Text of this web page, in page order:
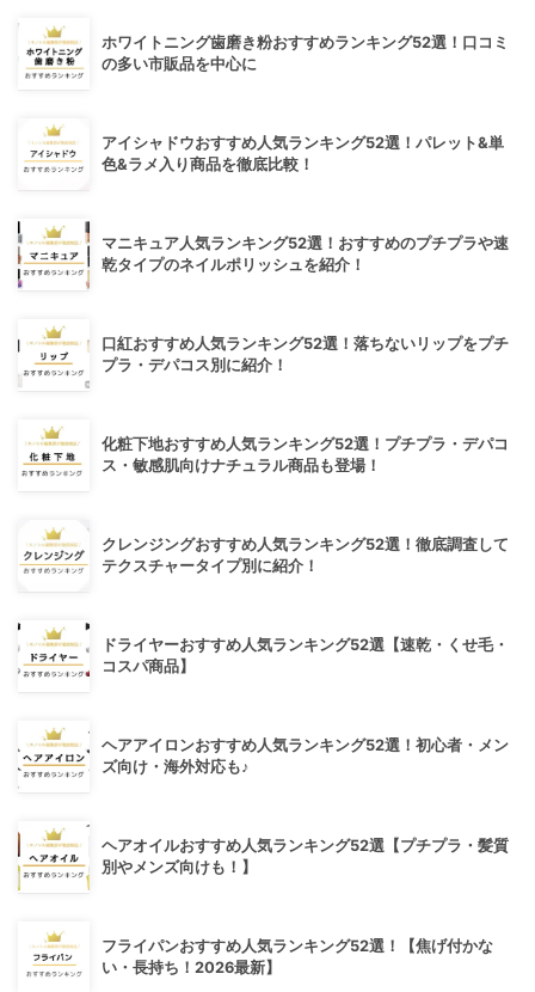
ホワイトニング歯磨き粉おすすめランキング52選！口コミ
の多い市販品を中心に
アイシャドウおすすめ人気ランキング52選！パレット&単
色&ラメ入り商品を徹底比較！
マニキュア人気ランキング52選！おすすめのプチプラや速
乾タイプのネイルポリッシュを紹介！
口紅おすすめ人気ランキング52選！落ちないリップをプチ
プラ・デパコス別に紹介！
化粧下地おすすめ人気ランキング52選！プチプラ・デパコ
ス・敏感肌向けナチュラル商品も登場！
クレンジングおすすめ人気ランキング52選！徹底調査して
テクスチャータイプ別に紹介！
ドライヤーおすすめ人気ランキング52選【速乾・くせ毛・
コスパ商品】
ヘアアイロンおすすめ人気ランキング52選！初心者・メン
ズ向け・海外対応も♪
ヘアオイルおすすめ人気ランキング52選【プチプラ・髪質
別やメンズ向けも！】
フライパンおすすめ人気ランキング52選！【焦げ付かな
い・長持ち！2026最新】